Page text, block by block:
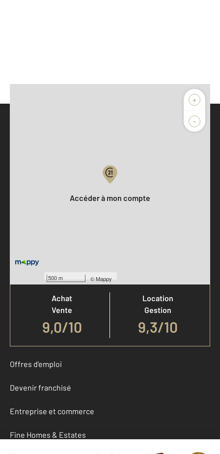
+
-
500 m ©Mappy
Accéder à mon compte
Votre agence est notée
Achat
Vente
9,0/10
Location
Gestion
9,3/10
Offres d'emploi
Devenir franchisé
Entreprise et commerce
Fine Homes & Estates